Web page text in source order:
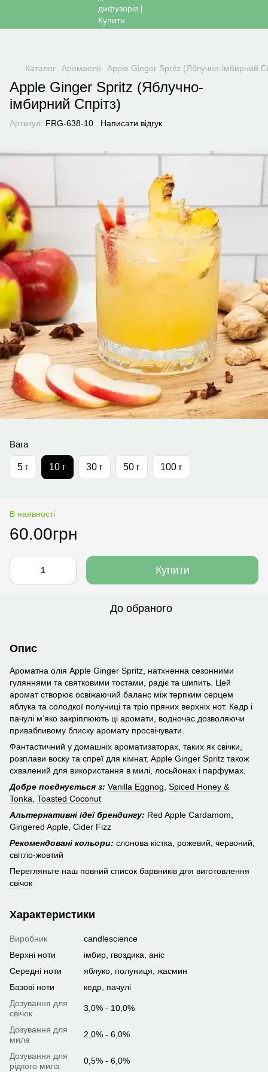
Каталог Аромаолії Apple Ginger Spritz (Яблучно-імбирний
Apple Ginger Spritz (Яблучно-
імбирний Спрітз)
Артикул: FRG-638-10 Написати відгук
Вага
5 г 10 г 30 г 50 г 100 г
В наявності
60.00грн
Купити
До обраного
Опис
Ароматна олія Apple Ginger Spritz, натхненна сезонними
гуляннями та святковими тостами, радіє та шипить. Цей
аромат створює освіжаючий баланс між терпким серцем
яблука та солодкої полуниці та тріо пряних верхніх нот. Кедр і
пачулі м’яко закріплюють ці аромати, водночас дозволяючи
привабливому блиску аромату просвічувати.
Фантастичний у домашніх ароматизаторах, таких як свічки,
розплави воску та спреї для кімнат, Apple Ginger Spritz також
схвалений для використання в милі, лосьйонах і парфумах.
Добре поєднується з: Vanilla Eggnog Spiced Honey &
Tonka Toasted Coconut
Альтернативні ідеї брендингу: Red Apple Cardamom,
Gingered Apple, Cider Fizz
Рекомендовані кольори: слонова кістка, рожевий, червоний,
світло-жовтий
Перегляньте наш повний список барвників для виготовлення
свічок
Характеристики
Виробник
candlescience
Верхні ноти
імбир, гвоздика, аніс
Середні ноти
яблуко, полуниця, жасмин
Базові ноти
кедр, пачулі
Дозування для
свічок
3,0% - 10,0%
Дозування для
мила
2,0% - 6,0%
Дозування для
рідкого мила
0,5% - 6,0%